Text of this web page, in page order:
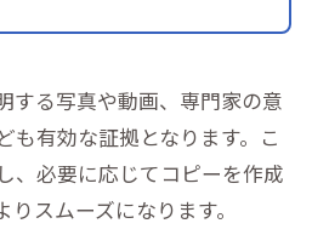
する写真や動画、専門家の意
も有効な証拠となります。こ
、必要に応じてコピーを作成
スムーズになります。